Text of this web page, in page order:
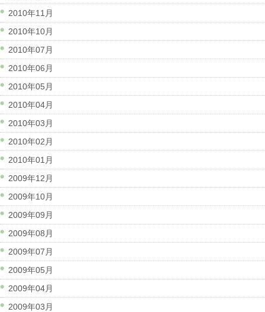
2010年11月
2010年10月
2010年07月
2010年06月
2010年05月
2010年04月
2010年03月
2010年02月
2010年01月
2009年12月
2009年10月
2009年09月
2009年08月
2009年07月
2009年05月
2009年04月
2009年03月